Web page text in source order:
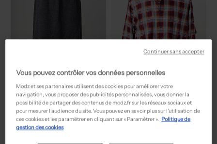
55,50€Prix boutique :
111,00€ -50%
PAUPORTÉ
Jupe mi-longue - Coupe droite gris
39,00€Prix boutique :
78,00€ -50%
MARVELIS
Vous pouvez contrôler vos données personnelles
Modz et ses partenaires utilisent des cookies pour améliorer votre
navigation, vous proposer des publicités personnalisées, vous donner la
possibilité de partager des contenus de modz.fr sur les réseaux sociaux et
pour mesurer l’audience du site. Vous pouvez en savoir plus sur l’utilisation de
ces cookies et les paramétrer en cliquant sur « Paramétrer ». Politique de
gestion des cookies
Continuer sans accepter